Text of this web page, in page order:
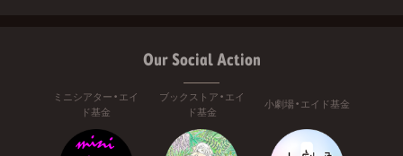
Our Social Action
ミニシアター・エイ
ド基金
ブックストア・エイ
ド基金
小劇場・エイド基金